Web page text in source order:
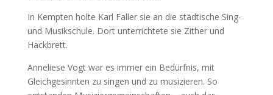
In Kempten holte Karl Faller sie an die städtische Sing-
und Musikschule. Dort unterrichtete sie Zither und
Hackbrett.
Anneliese Vogt war es immer ein Bedürfnis, mit
Gleichgesinnten zu singen und zu musizieren. So